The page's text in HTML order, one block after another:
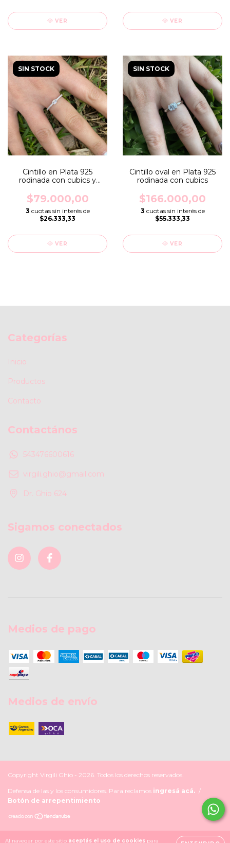
Al navegar por este sitio aceptás el uso de cookies para
VER VER
SIN STOCK
Cintillo en Plata 925
rodinada con cubics y
$79.000,00
3 cuotas sin interés de
$26.333,33
VER
SIN STOCK
Cintillo oval en Plata 925
rodinada con cubics
$166.000,00
3 cuotas sin interés de
$55.333,33
VER
Categorías
Inicio
Productos
Contacto
Contactános
543476600616
virgili.ghio@gmail.com
Dr. Ghio 624
Sigamos conectados
Medios de pago
Medios de envío
Copyright Virgili Ghio - 2026. Todos los derechos reservados.
Defensa de las y los consumidores. Para reclamos ingresá acá. /
Botón de arrepentimiento